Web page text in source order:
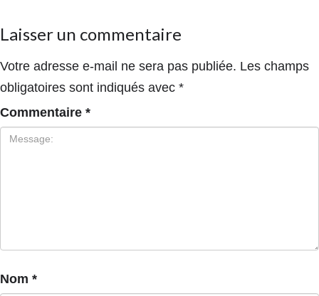
Laisser un commentaire
Votre adresse e-mail ne sera pas publiée. Les champs
obligatoires sont indiqués avec *
Commentaire *
Nom *